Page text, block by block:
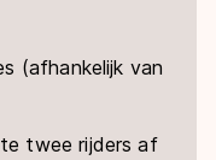
(afhankelijk van
twee rijders af